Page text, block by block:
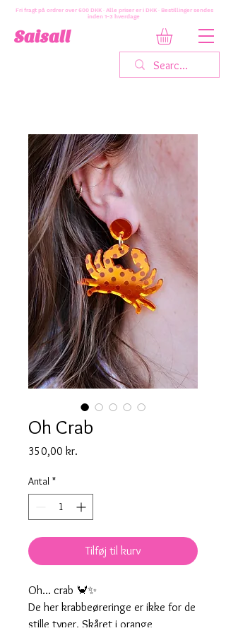
Saisall
Fri fragt på ordrer over 600 DKK · Alle priser er i DKK · Bestillinger sendes
inden 1-3 hverdage
Oh Crab
350,00 kr.
Antal *
Tilføj til kurv
Oh… crab 🦀✨
De her krabbeøreringe er ikke for de
stille typer. Skåret i orange